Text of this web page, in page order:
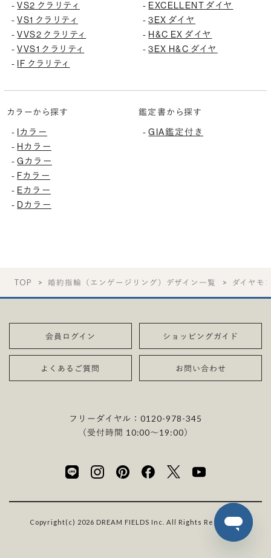
-VS2 クラリティ
-VS1 クラリティ
-VVS2 クラリティ
-VVS1 クラリティ
-
IF クラリティ
- EXCELLENT ダイヤ
-3EX ダイヤ
- H&C EX ダイヤ
-3EX H&C ダイヤ
カラーから探す
-
Iカラー
- Hカラー
-Gカラー
- Fカラー
- Eカラー
- Dカラー
鑑定書から探す
-GIA鑑定付き
TOP 婚約指輪（エンゲージリング）デザイン一覧 ダイヤモ
会員ログイン ショッピングガイド
よくあるご質問 お問い合わせ
フリーダイヤル：0120-978-345
（受付時間 10:00〜19:00）
Copyright(c) 2026 DREAM FIELDS Inc. All Rights Reserved.